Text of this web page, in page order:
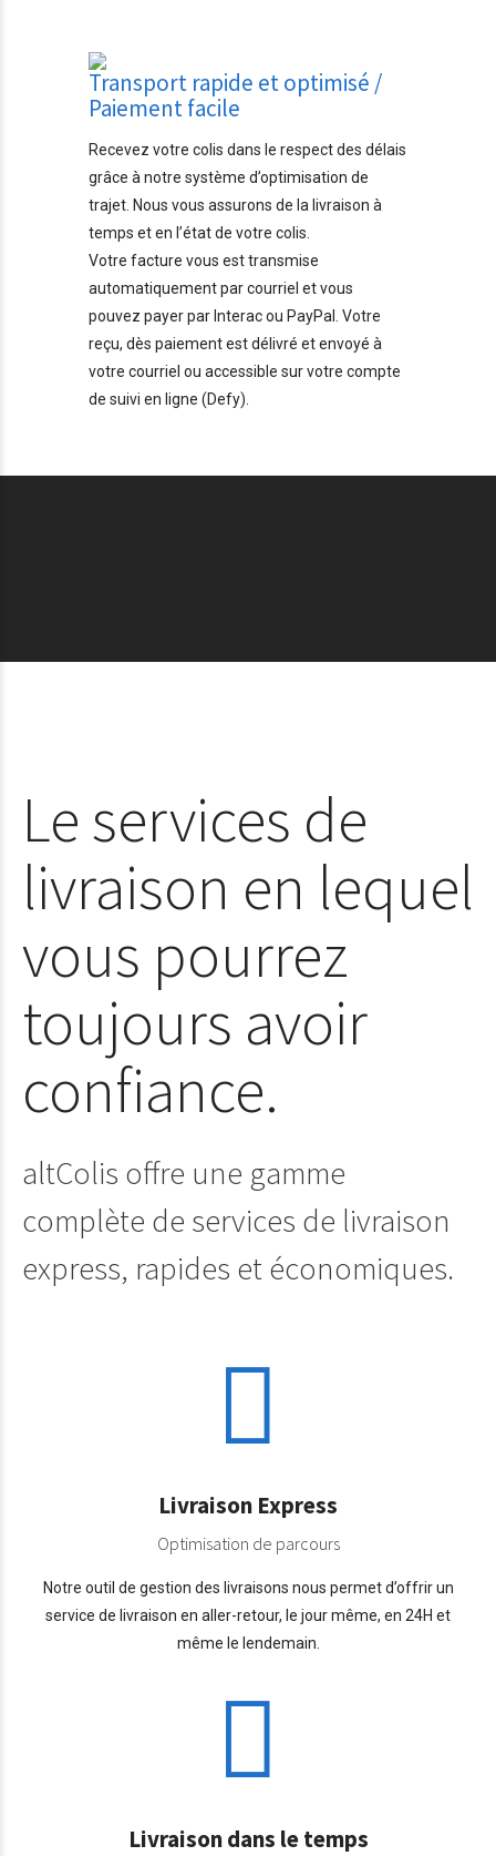
Transport rapide et optimisé /
Paiement facile
Recevez votre colis dans le respect des délais
grâce à notre système d’optimisation de
trajet. Nous vous assurons de la livraison à
temps et en l’état de votre colis.
Votre facture vous est transmise
automatiquement par courriel et vous
pouvez payer par Interac ou PayPal. Votre
reçu, dès paiement est délivré et envoyé à
votre courriel ou accessible sur votre compte
de suivi en ligne (Defy).
Le services de
livraison en lequel
vous pourrez
toujours avoir
confiance.
altColis offre une gamme
complète de services de livraison
express, rapides et économiques.
Livraison Express
Optimisation de parcours
Notre outil de gestion des livraisons nous permet d’offrir un
service de livraison en aller-retour, le jour même, en 24H et
même le lendemain.
Livraison dans le temps